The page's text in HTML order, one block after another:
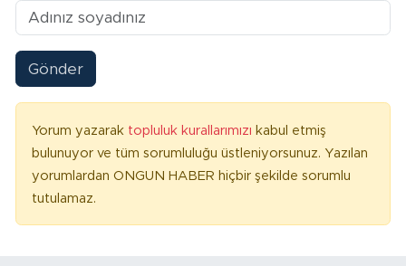
Gönder
Yorum yazarak topluluk kurallarımızı kabul etmiş
bulunuyor ve tüm sorumluluğu üstleniyorsunuz. Yazılan
yorumlardan ONGUN HABER hiçbir şekilde sorumlu
tutulamaz.